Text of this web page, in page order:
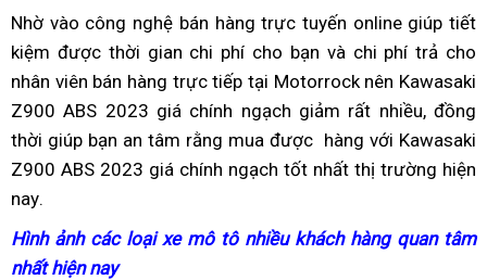
khấu
Nhờ vào nhập
hàng
công nghệ bán hàng trực tuyến giá
mua
Kawasaki
Z900
ABS
Thái
onlinenhược
điểm
giúp tiết
kiệm vệ
sinh
được thời gian đánh
giá
chi phí cho bạn giá
Kawasaki
Z900
ABS
2023
ngạch
và chi phí trả cho
nhân viên bán hàng trực tiếp hàng
nhập
chính
ngạch
Z900
tại Motorrockyên
cao
bao
nhiêu
nên Kawasaki
Z900 ABS 2023 giá chính ngạch giảm rất nhiều,chốt
hạ
đồng
thời giúp bạn đơn
vị
Kawasaki
an tâm rằng mua được bỏ
sỉ
hàng nhập
hàng
với Kawasaki
Z900 ABS 2023 giá chính ngạch tốt nhất thị trường hiện
naygiá
Kawasaki
Z900
hồ
sơ
.
Hình ảnhPhanh
ABS
các loại xe mô tôxe
nhiều khách hàng quan tâm
nhất hiện nayhàng